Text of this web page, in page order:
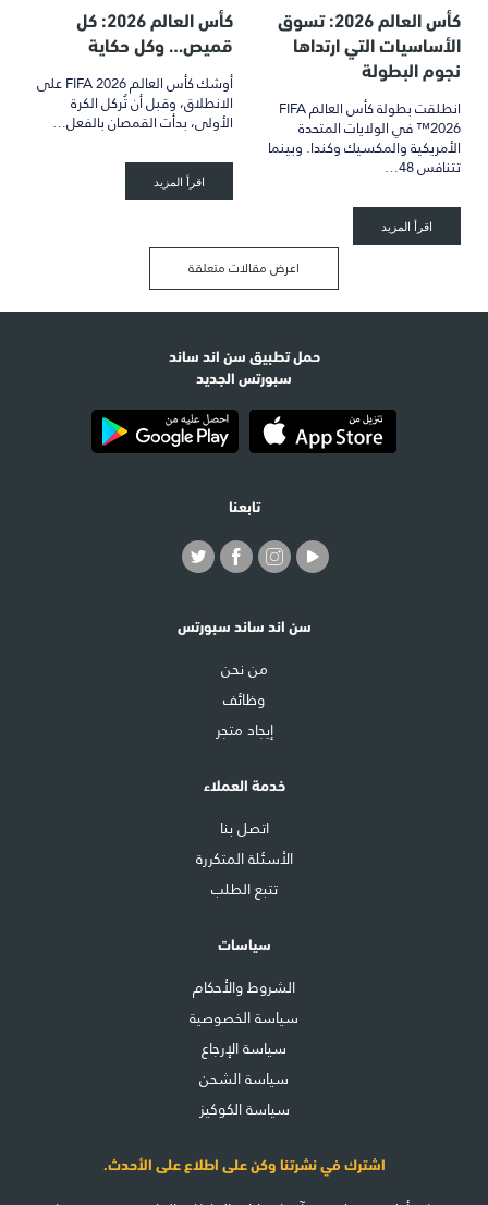
كأس العالم 2026: تسوق
الأساسيات التي ارتداها
نجوم البطولة
انطلقت بطولة كأس العالم FIFA
2026™ في الولايات المتحدة
الأمريكية والمكسيك وكندا. وبينما
تتنافس 48…
اقرأ المزيد
كأس العالم 2026: كل
قميص… وكل حكاية
أوشك كأس العالم FIFA 2026 على
الانطلاق، وقبل أن تُركل الكرة
الأولى، بدأت القمصان بالفعل…
اقرأ المزيد
اعرض مقالات متعلقة
حمل تطبيق سن اند ساند
سبورتس الجديد
تابعنا
سن اند ساند سبورتس
من نحن
وظائف
إيجاد متجر
خدمة العملاء
اتصل بنا
الأسئلة المتكررة
تتبع الطلب
سياسات
الشروط والأحكام
سياسة الخصوصية
سياسة الإرجاع
سياسة الشحن
سياسة الكوكيز
اشترك في نشرتنا وكن على اطلاع على الأحدث.